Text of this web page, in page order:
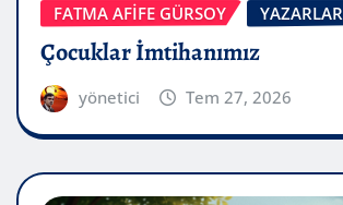
FATMA AFİFE GÜRSOY YAZARLAR
Çocuklar İmtihanımız
yönetici Tem 27, 2026